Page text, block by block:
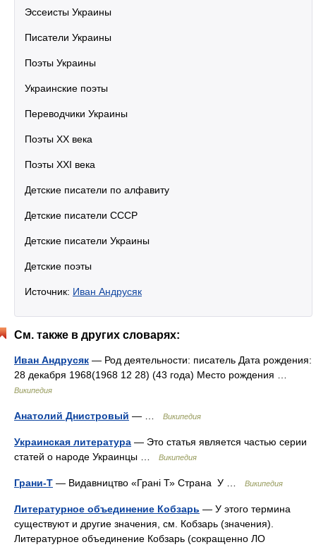
Эссеисты Украины
Писатели Украины
Поэты Украины
Украинские поэты
Переводчики Украины
Поэты XX века
Поэты XXI века
Детские писатели по алфавиту
Детские писатели СССР
Детские писатели Украины
Детские поэты
Источник: Иван Андрусяк
См. также в других словарях:
Иван Андрусяк — Род деятельности: писатель Дата рождения:
28 декабря 1968(1968 12 28) (43 года) Место рождения …
Википедия
Анатолий Днистровый — … Википедия
Украинская литература — Это статья является частью серии
статей о народе Украинцы …
Википедия
Грани-Т — Видавництво «Грані Т» Страна У … Википедия
Литературное объединение Кобзарь — У этого термина
существуют и другие значения, см. Кобзарь (значения).
Литературное объединение Кобзарь (сокращенно ЛО